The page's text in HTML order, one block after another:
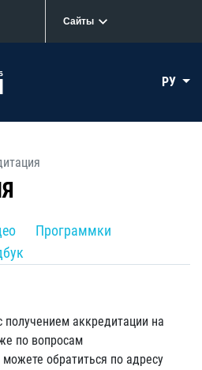
Сайты
РУ
Программки
аккредитации на
по вопросам
обратиться по адресу